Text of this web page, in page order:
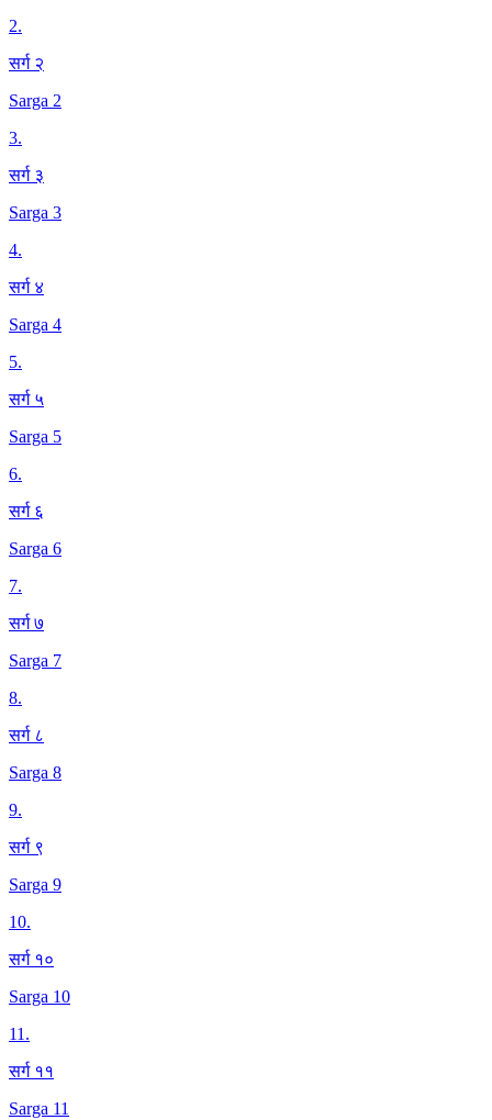
2.
सर्ग २
Sarga 2
3.
सर्ग ३
Sarga 3
4.
सर्ग ४
Sarga 4
5.
सर्ग ५
Sarga 5
6.
सर्ग ६
Sarga 6
7.
सर्ग ७
Sarga 7
8.
सर्ग ८
Sarga 8
9.
सर्ग ९
Sarga 9
10.
सर्ग १०
Sarga 10
11.
सर्ग ११
Sarga 11